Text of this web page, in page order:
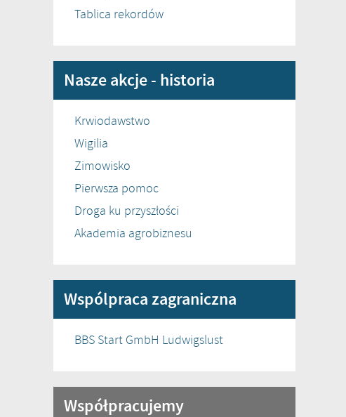
Tablica rekordów
Nasze akcje - historia
Krwiodawstwo
Wigilia
Zimowisko
Pierwsza pomoc
Droga ku przyszłości
Akademia agrobiznesu
Wspólpraca zagraniczna
BBS Start GmbH Ludwigslust
Współpracujemy